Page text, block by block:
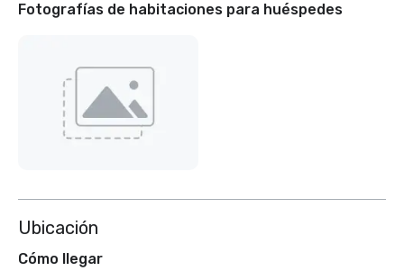
Fotografías de habitaciones para huéspedes
Ubicación
Cómo llegar